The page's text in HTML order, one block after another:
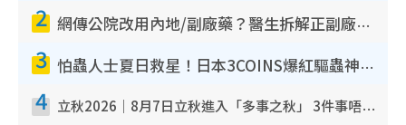
2 網傳公院改用內地/副廠藥？醫生拆解正副廠分別 揭4類人換藥隨時出事
3 怕蟲人士夏日救星！日本3COINS爆紅驅蟲神器$45起 1招「全程免觸碰」輕鬆搞定小強
4 立秋2026｜8月7日立秋進入「多事之秋」 3件事唔做得！專家教6招開運 清枱頭／銀包納氣接好運